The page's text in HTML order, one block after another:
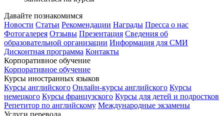
Давайте познакомимся
Новости Статьи Рекомендации Награды Пресса о нас
Фотогалерея Отзывы Презентация Сведения об
образовательной организации Информация для СМИ
Дисконтная программа Контакты
Корпоративное обучение
Корпоративное обучение
Курсы иностранных языков
Курсы английского Онлайн-курсы английского Курсы
немецкого Курсы французского Курсы для детей и подростков
Репетитор по английскому Международные экзамены
Услуги перевода